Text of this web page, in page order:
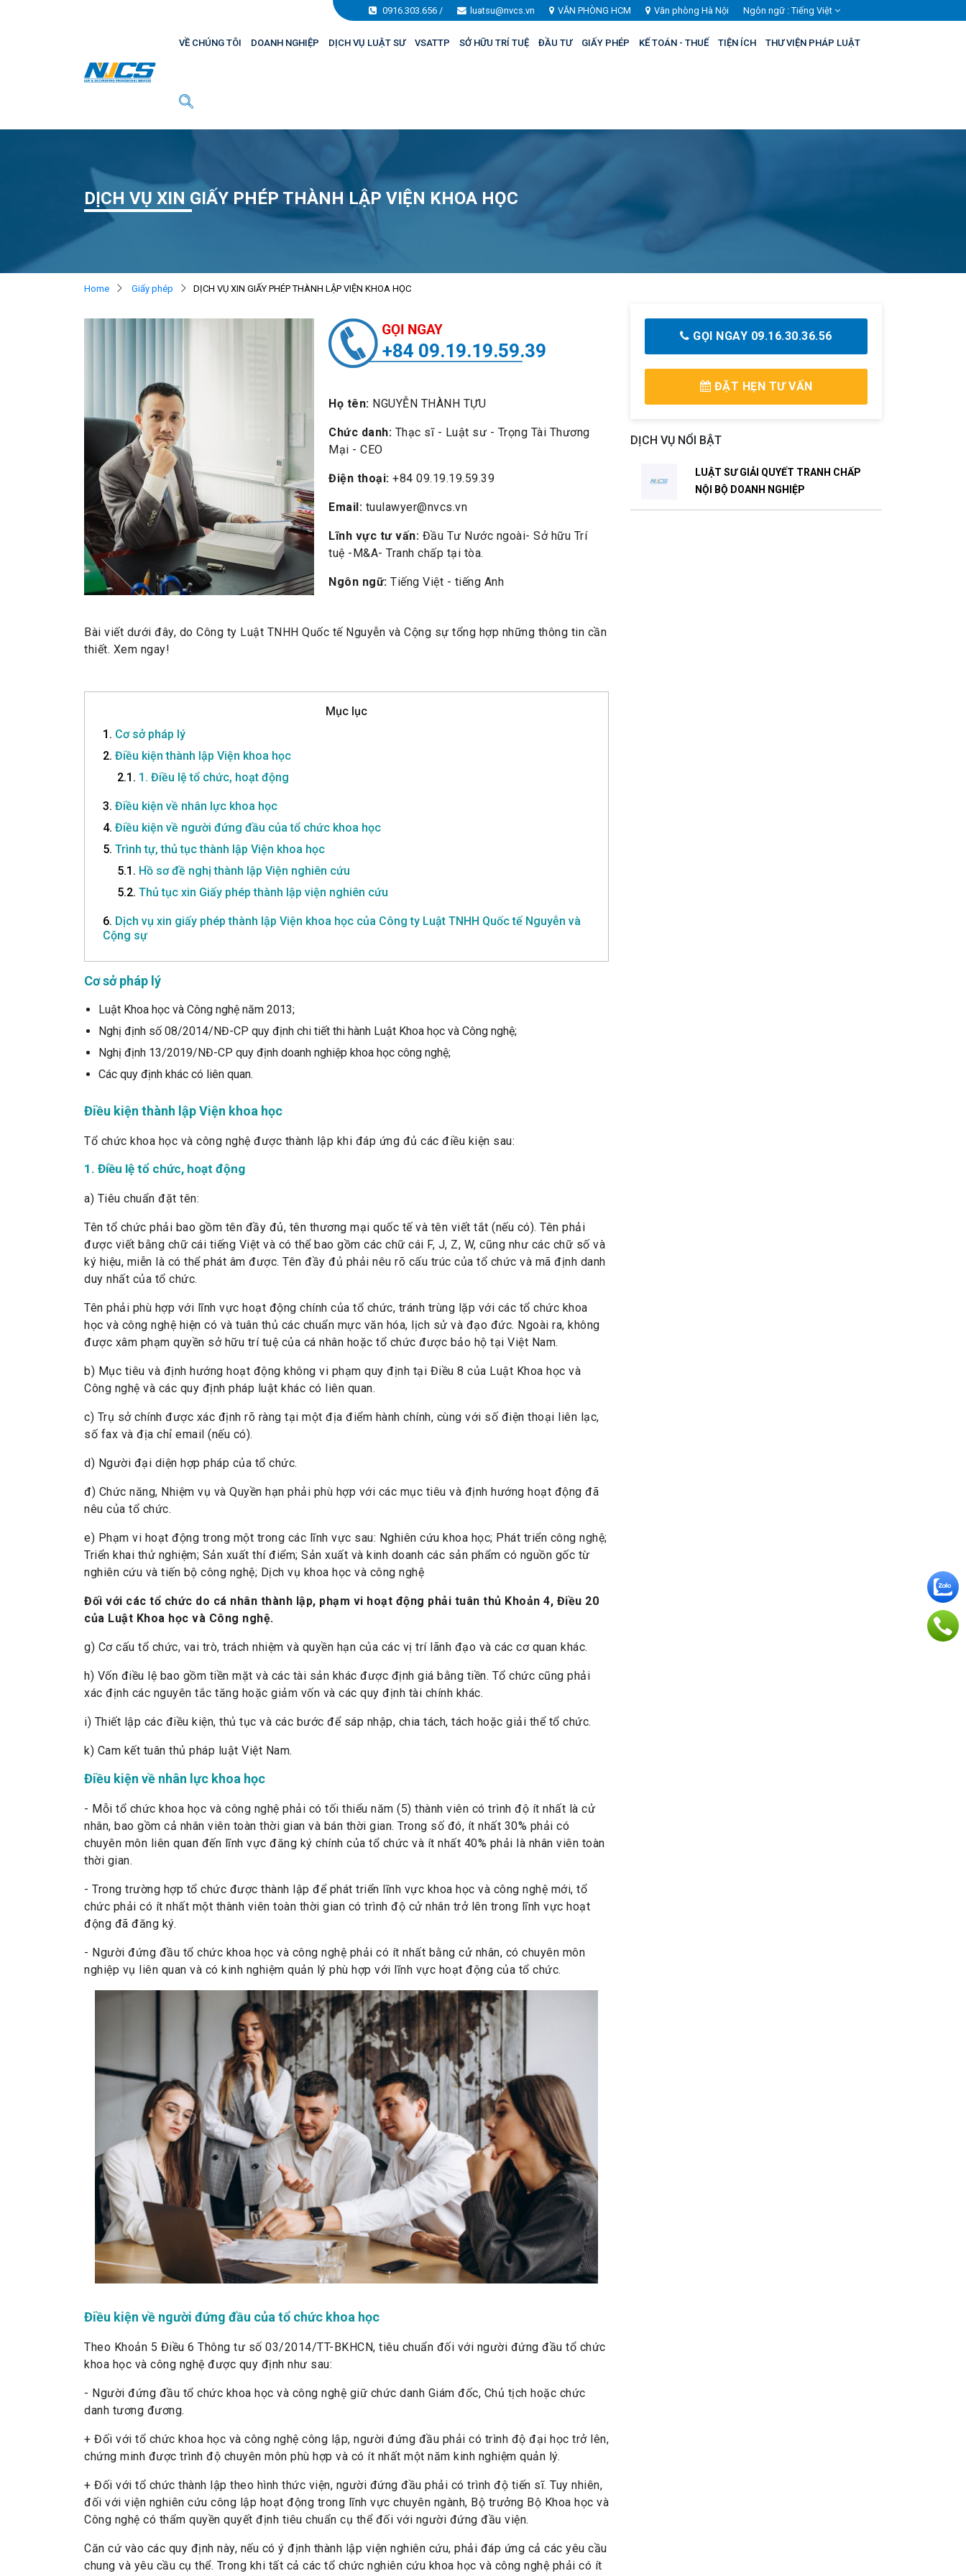
0916.303.656 / luatsu@nvcs.vn VĂN PHÒNG HCM Văn phòng Hà Nội Ngôn ngữ : Tiếng Việt
VỀ CHÚNG TÔI DOANH NGHIỆP DỊCH VỤ LUẬT SƯ VSATTP SỞ HỮU TRÍ TUỆ ĐẦU TƯ GIẤY PHÉP KẾ TOÁN - THUẾ TIỆN ÍCH THƯ VIỆN PHÁP LUẬT
DỊCH VỤ XIN GIẤY PHÉP THÀNH LẬP VIỆN KHOA HỌC
Home Giấy phép DỊCH VỤ XIN GIẤY PHÉP THÀNH LẬP VIỆN KHOA HỌC
+84 09.19.19.59.39
Họ tên: NGUYỄN THÀNH TỰU
Chức danh: Thạc sĩ - Luật sư - Trọng Tài Thương
Mại - CEO
Điện thoại: +84 09.19.19.59.39
Email: tuulawyer@nvcs.vn
Lĩnh vực tư vấn: Đầu Tư Nước ngoài- Sở hữu Trí
tuệ -M&A- Tranh chấp tại tòa.
Ngôn ngữ: Tiếng Việt - tiếng Anh
Bài viết dưới đây, do Công ty Luật TNHH Quốc tế Nguyễn và Cộng sự tổng hợp những thông tin cần
thiết. Xem ngay!
Mục lục
1. Cơ sở pháp lý
2. Điều kiện thành lập Viện khoa học
2.1. 1. Điều lệ tổ chức, hoạt động
3. Điều kiện về nhân lực khoa học
4. Điều kiện về người đứng đầu của tổ chức khoa học
5. Trình tự, thủ tục thành lập Viện khoa học
5.1. Hồ sơ đề nghị thành lập Viện nghiên cứu
5.2. Thủ tục xin Giấy phép thành lập viện nghiên cứu
6. Dịch vụ xin giấy phép thành lập Viện khoa học của Công ty Luật TNHH Quốc tế Nguyễn và
Cộng sự
Cơ sở pháp lý
Luật Khoa học và Công nghệ năm 2013;
Nghị định số 08/2014/NĐ-CP quy định chi tiết thi hành Luật Khoa học và Công nghệ;
Nghị định 13/2019/NĐ-CP quy định doanh nghiệp khoa học công nghệ;
Các quy định khác có liên quan.
Điều kiện thành lập Viện khoa học
Tổ chức khoa học và công nghệ được thành lập khi đáp ứng đủ các điều kiện sau:
1. Điều lệ tổ chức, hoạt động
a) Tiêu chuẩn đặt tên:
Tên tổ chức phải bao gồm tên đầy đủ, tên thương mại quốc tế và tên viết tắt (nếu có). Tên phải
được viết bằng chữ cái tiếng Việt và có thể bao gồm các chữ cái F, J, Z, W, cũng như các chữ số và
ký hiệu, miễn là có thể phát âm được. Tên đầy đủ phải nêu rõ cấu trúc của tổ chức và mã định danh
duy nhất của tổ chức.
Tên phải phù hợp với lĩnh vực hoạt động chính của tổ chức, tránh trùng lặp với các tổ chức khoa
học và công nghệ hiện có và tuân thủ các chuẩn mực văn hóa, lịch sử và đạo đức. Ngoài ra, không
được xâm phạm quyền sở hữu trí tuệ của cá nhân hoặc tổ chức được bảo hộ tại Việt Nam.
b) Mục tiêu và định hướng hoạt động không vi phạm quy định tại Điều 8 của Luật Khoa học và
Công nghệ và các quy định pháp luật khác có liên quan.
c) Trụ sở chính được xác định rõ ràng tại một địa điểm hành chính, cùng với số điện thoại liên lạc,
số fax và địa chỉ email (nếu có).
d) Người đại diện hợp pháp của tổ chức.
đ) Chức năng, Nhiệm vụ và Quyền hạn phải phù hợp với các mục tiêu và định hướng hoạt động đã
nêu của tổ chức.
e) Phạm vi hoạt động trong một trong các lĩnh vực sau: Nghiên cứu khoa học; Phát triển công nghệ;
Triển khai thử nghiệm; Sản xuất thí điểm; Sản xuất và kinh doanh các sản phẩm có nguồn gốc từ
nghiên cứu và tiến bộ công nghệ; Dịch vụ khoa học và công nghệ
Đối với các tổ chức do cá nhân thành lập, phạm vi hoạt động phải tuân thủ Khoản 4, Điều 20
của Luật Khoa học và Công nghệ.
g) Cơ cấu tổ chức, vai trò, trách nhiệm và quyền hạn của các vị trí lãnh đạo và các cơ quan khác.
h) Vốn điều lệ bao gồm tiền mặt và các tài sản khác được định giá bằng tiền. Tổ chức cũng phải
xác định các nguyên tắc tăng hoặc giảm vốn và các quy định tài chính khác.
i) Thiết lập các điều kiện, thủ tục và các bước để sáp nhập, chia tách, tách hoặc giải thể tổ chức.
k) Cam kết tuân thủ pháp luật Việt Nam.
Điều kiện về nhân lực khoa học
- Mỗi tổ chức khoa học và công nghệ phải có tối thiểu năm (5) thành viên có trình độ ít nhất là cử
nhân, bao gồm cả nhân viên toàn thời gian và bán thời gian. Trong số đó, ít nhất 30% phải có
chuyên môn liên quan đến lĩnh vực đăng ký chính của tổ chức và ít nhất 40% phải là nhân viên toàn
thời gian.
- Trong trường hợp tổ chức được thành lập để phát triển lĩnh vực khoa học và công nghệ mới, tổ
chức phải có ít nhất một thành viên toàn thời gian có trình độ cử nhân trở lên trong lĩnh vực hoạt
động đã đăng ký.
- Người đứng đầu tổ chức khoa học và công nghệ phải có ít nhất bằng cử nhân, có chuyên môn
nghiệp vụ liên quan và có kinh nghiệm quản lý phù hợp với lĩnh vực hoạt động của tổ chức.
Điều kiện về người đứng đầu của tổ chức khoa học
Theo Khoản 5 Điều 6 Thông tư số 03/2014/TT-BKHCN, tiêu chuẩn đối với người đứng đầu tổ chức
khoa học và công nghệ được quy định như sau:
- Người đứng đầu tổ chức khoa học và công nghệ giữ chức danh Giám đốc, Chủ tịch hoặc chức
danh tương đương.
+ Đối với tổ chức khoa học và công nghệ công lập, người đứng đầu phải có trình độ đại học trở lên,
chứng minh được trình độ chuyên môn phù hợp và có ít nhất một năm kinh nghiệm quản lý.
+ Đối với tổ chức thành lập theo hình thức viện, người đứng đầu phải có trình độ tiến sĩ. Tuy nhiên,
đối với viện nghiên cứu công lập hoạt động trong lĩnh vực chuyên ngành, Bộ trưởng Bộ Khoa học và
Công nghệ có thẩm quyền quyết định tiêu chuẩn cụ thể đối với người đứng đầu viện.
Căn cứ vào các quy định này, nếu có ý định thành lập viện nghiên cứu, phải đáp ứng cả các yêu cầu
chung và yêu cầu cụ thể. Trong khi tất cả các tổ chức nghiên cứu khoa học và công nghệ phải có ít
GỌI NGAY 09.16.30.36.56
ĐẶT HẸN TƯ VẤN
DỊCH VỤ NỔI BẬT
LUẬT SƯ GIẢI QUYẾT TRANH CHẤP
NỘI BỘ DOANH NGHIỆP